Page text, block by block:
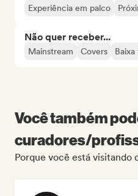
Experiência em palco
Não quer receber...
Mainstream Covers
Você também
curadores/
Porque você está visitando